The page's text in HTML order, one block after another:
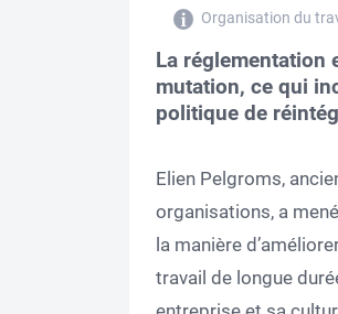
Organisation du
La réglementation
mutation, ce qui
politique de
Elien Pelgroms,
organisations, a
la manière
travail de longue